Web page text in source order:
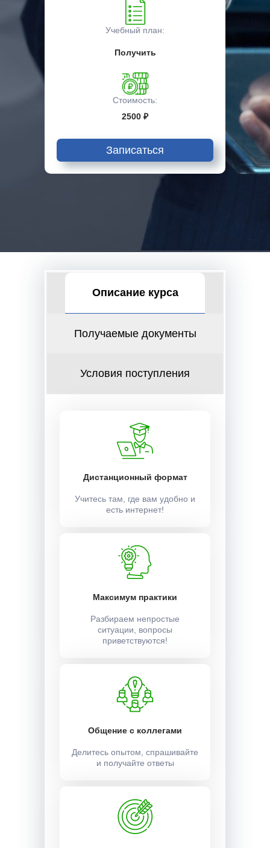
Учебный план:
Получить
Стоимость:
2500 ₽
Записаться
Описание курса
Получаемые документы
Условия поступления
Дистанционный формат
Учитесь там, где вам удобно и
есть интернет!
Максимум практики
Разбираем непростые
ситуации, вопросы
приветствуются!
Общение с коллегами
Делитесь опытом, спрашивайте
и получайте ответы